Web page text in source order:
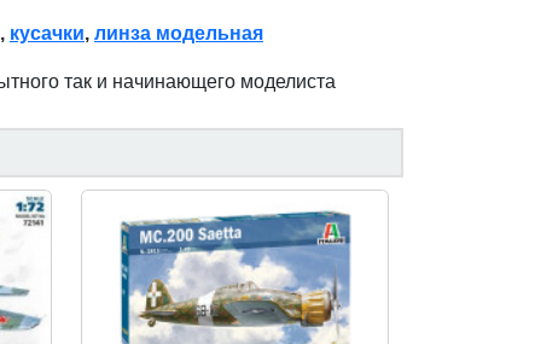
, кусачки, линза модельная
так и начинающего моделиста